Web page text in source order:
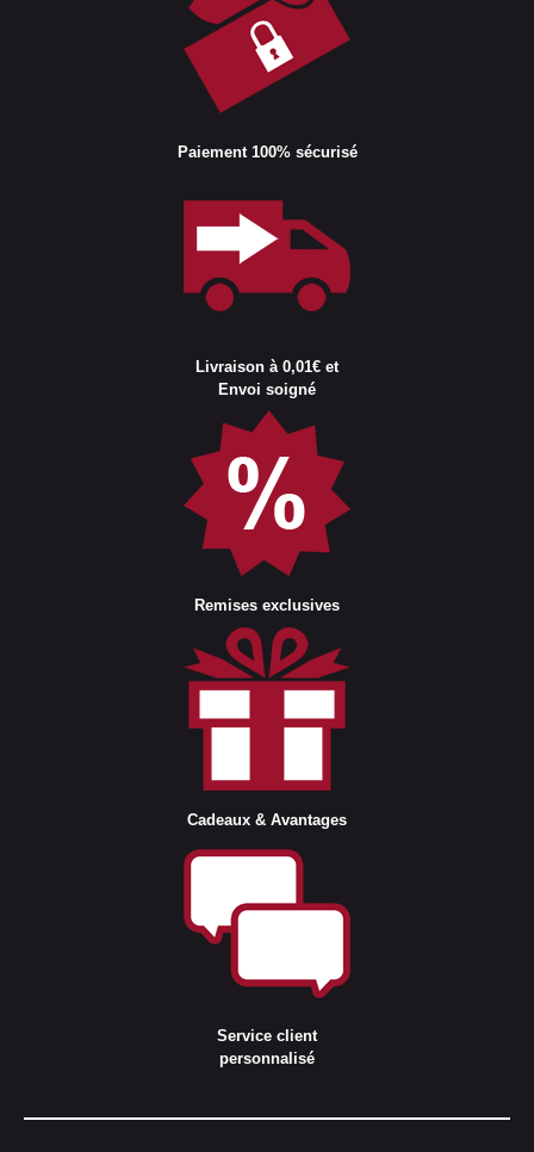
Paiement 100% sécurisé
Livraison à 0,01€ et
Envoi soigné
Remises exclusives
Cadeaux & Avantages
Service client
personnalisé